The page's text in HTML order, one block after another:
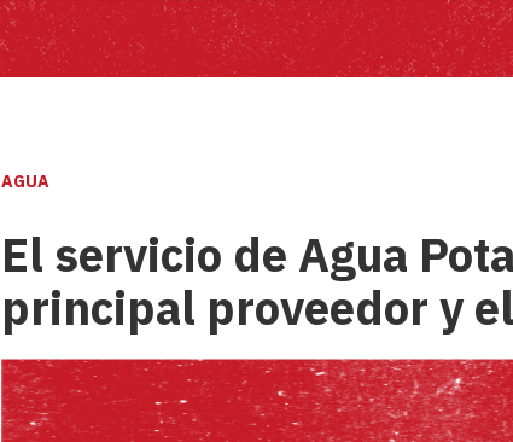
AGUA
El servicio de Agua
principal proveedor y